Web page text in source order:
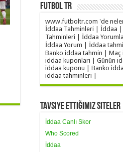
Futbol TR
www.futboltr.com 'de
İddaa Tahminleri | İddaa |
Tahminleri | İddaa
İddaa Yorum | İddaa
Banko iddaa tahmin |
iddaa kuponları | Günün
iddaa kuponu | Banko
iddaa tahminleri |
Tavsiye Ettiğimiz Siteler
İddaa Canlı Skor
Who Scored
İddaa